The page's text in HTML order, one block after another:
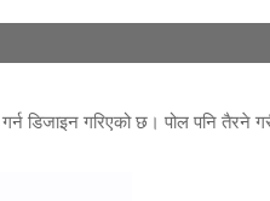
डिजाइन गरिएको छ। पोल पनि तैरने